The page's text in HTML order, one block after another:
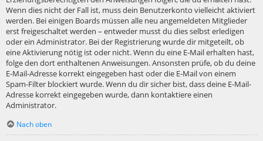
Wenn dies nicht der Fall ist, muss dein Benutzerkonto vielleicht aktiviert
werden. Bei einigen Boards müssen alle neu angemeldeten Mitglieder
erst freigeschaltet werden – entweder musst du dies selbst erledigen
oder ein Administrator. Bei der Registrierung wurde dir mitgeteilt, ob
eine Aktivierung nötig ist oder nicht. Wenn du eine E-Mail erhalten hast,
folge den dort enthaltenen Anweisungen. Ansonsten prüfe, ob du deine
E-Mail-Adresse korrekt eingegeben hast oder die E-Mail von einem
Spam-Filter blockiert wurde. Wenn du dir sicher bist, dass deine E-Mail-
Adresse korrekt eingegeben wurde, dann kontaktiere einen
Administrator.
Nach oben